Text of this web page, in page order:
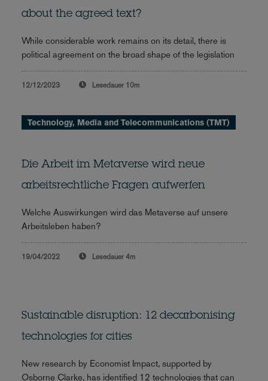
about the agreed text?
While considerable work remains on its detail, there is
political agreement on the broad shape of the legislation
12/12/2023 Lesedauer 10m
Technology, Media and Telecommunications (TMT)
Die Arbeit im Metaverse wird neue
arbeitsrechtliche Fragen aufwerfen
Welche Auswirkungen wird das Metaverse auf unsere
Arbeitsleben haben?
19/04/2022 Lesedauer 4m
Sustainable disruption: 12 decarbonising
technologies for cities
New research by Economist Impact, supported by
Osborne Clarke, has identified 12 technologies that can